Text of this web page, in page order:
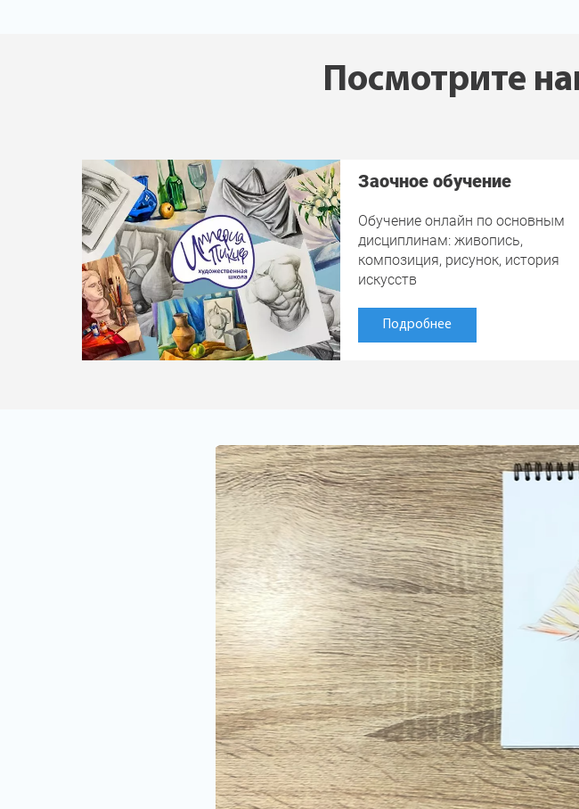
Посмотрите
Заочное обучение
Обучение онлайн по основным
дисциплинам: живопись,
композиция, рисунок, история
искусств
Подробнее